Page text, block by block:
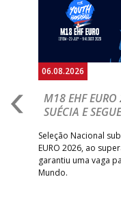
06.08.2026
M18 EHF EURO
SUÉCIA E
Seleção Nacional
EURO 2026, ao
garantiu uma vaga
Mundo.